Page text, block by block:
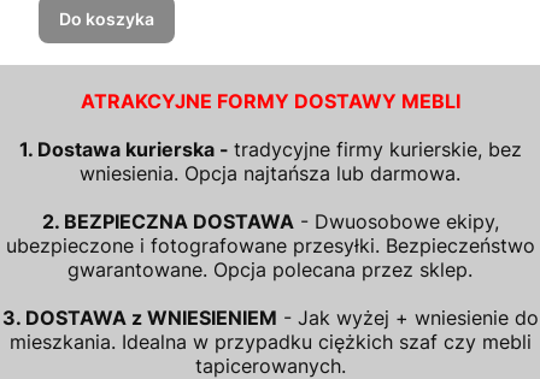
Do koszyka
ATRAKCYJNE FORMY DOSTAWY MEBLI
1. Dostawa kurierska - tradycyjne firmy kurierskie, bez
wniesienia. Opcja najtańsza lub darmowa.
2. BEZPIECZNA DOSTAWA - Dwuosobowe ekipy,
ubezpieczone i fotografowane przesyłki. Bezpieczeństwo
gwarantowane. Opcja polecana przez sklep.
3. DOSTAWA z WNIESIENIEM - Jak wyżej + wniesienie do
mieszkania. Idealna w przypadku ciężkich szaf czy mebli
tapicerowanych.